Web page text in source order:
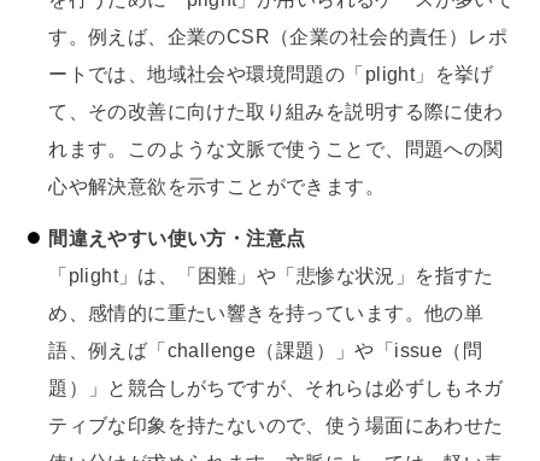
す。例えば、企業のCSR（企業の社会的責任）レポ
ートでは、地域社会や環境問題の「plight」を挙げ
て、その改善に向けた取り組みを説明する際に使わ
れます。このような文脈で使うことで、問題への関
心や解決意欲を示すことができます。
間違えやすい使い方・注意点
「plight」は、「困難」や「悲惨な状況」を指すた
め、感情的に重たい響きを持っています。他の単
語、例えば「challenge（課題）」や「issue（問
題）」と競合しがちですが、それらは必ずしもネガ
ティブな印象を持たないので、使う場面にあわせた